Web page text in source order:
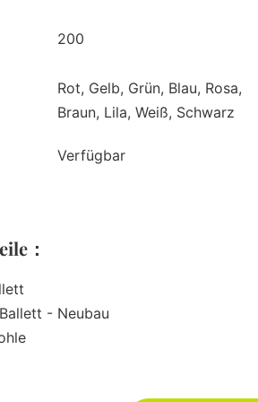
200
Rot, Gelb, Grün, Blau, Rosa,
Braun, Lila, Weiß, Schwarz
Verfügbar
：
- Neubau